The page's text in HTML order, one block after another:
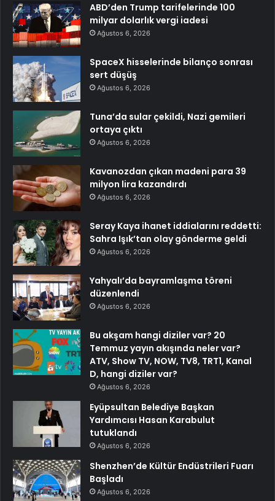
ABD’den Trump tarifelerinde 100
milyar dolarlık vergi iadesi
Ağustos 6, 2026
SpaceX hisselerinde bilanço sonrası
sert düşüş
Ağustos 6, 2026
Tuna’da sular çekildi, Nazi gemileri
ortaya çıktı
Ağustos 6, 2026
Kavanozdan çıkan madeni para 39
milyon lira kazandırdı
Ağustos 6, 2026
Seray Kaya ihanet iddialarını reddetti:
Sahra Işık’tan olay gönderme geldi
Ağustos 6, 2026
Yahyalı’da bayramlaşma töreni
düzenlendi
Ağustos 6, 2026
Bu akşam hangi diziler var? 20
Temmuz yayın akışında neler var?
ATV, Show TV, NOW, TV8, TRT1, Kanal
D, hangi diziler var?
Ağustos 6, 2026
Eyüpsultan Belediye Başkan
Yardımcısı Hasan Karabulut
tutuklandı
Ağustos 6, 2026
Shenzhen’de Kültür Endüstrileri Fuarı
Başladı
Ağustos 6, 2026